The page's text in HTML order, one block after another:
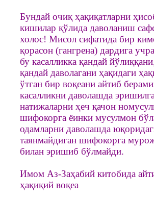
Бундай очиқ ҳақиқатларни
кишилар қўлида даволаниш
холос! Мисол сифатида бир
қорасон (гангрена) дардига
бу касалликка қандай
қандай даволагани ҳақидаги
ўтган бир воқеани айтиб
касалликни даволашда
натижаларни ҳеч қачон
шифокорга ёинки мусулмон
одамларни даволашда
таянмайдиган шифокорга
билан эришиб бўлмайди.
Имом Аз-Заҳабий китобида
ҳақиқий воқеа